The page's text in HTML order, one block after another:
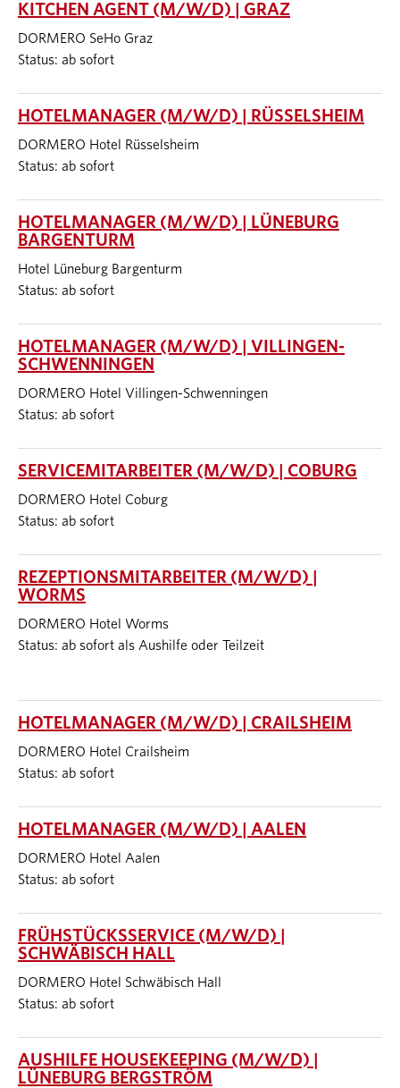
KITCHEN AGENT (M/W/D) | GRAZ
DORMERO SeHo Graz
Status: ab sofort
HOTELMANAGER (M/W/D) | RÜSSELSHEIM
DORMERO Hotel Rüsselsheim
Status: ab sofort
HOTELMANAGER (M/W/D) | LÜNEBURG
BARGENTURM
Hotel Lüneburg Bargenturm
Status: ab sofort
HOTELMANAGER (M/W/D) | VILLINGEN-
SCHWENNINGEN
DORMERO Hotel Villingen-Schwenningen
Status: ab sofort
SERVICEMITARBEITER (M/W/D) | COBURG
DORMERO Hotel Coburg
Status: ab sofort
REZEPTIONSMITARBEITER (M/W/D) |
WORMS
DORMERO Hotel Worms
Status: ab sofort als Aushilfe oder Teilzeit
HOTELMANAGER (M/W/D) | CRAILSHEIM
DORMERO Hotel Crailsheim
Status: ab sofort
HOTELMANAGER (M/W/D) | AALEN
DORMERO Hotel Aalen
Status: ab sofort
FRÜHSTÜCKSSERVICE (M/W/D) |
SCHWÄBISCH HALL
DORMERO Hotel Schwäbisch Hall
Status: ab sofort
AUSHILFE HOUSEKEEPING (M/W/D) |
LÜNEBURG BERGSTRÖM